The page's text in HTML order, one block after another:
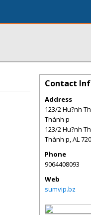
Contact
Address
123/2 Hu?nh
Thành p
123/2 Hu?nh
Thành p,AL
Phone
9064408093
Web
sumvip.bz